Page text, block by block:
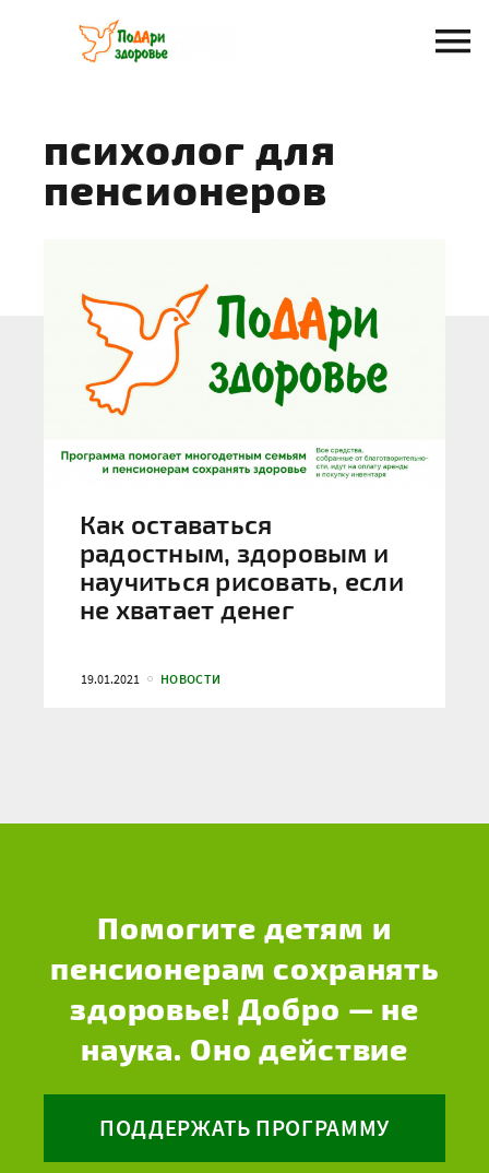
содержанию
психолог для
пенсионеров
Как оставаться
радостным, здоровым и
научиться рисовать, если
не хватает денег
19.01.2021 НОВОСТИ
Помогите детям и
пенсионерам сохранять
здоровье! Добро — не
наука. Оно действие
ПОДДЕРЖАТЬ ПРОГРАММУ